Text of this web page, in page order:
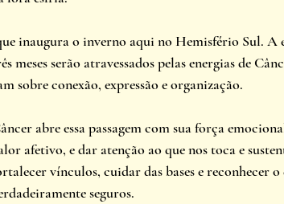
inaugura o inverno aqui no Hemisfério Sul. A
meses serão atravessados pelas energias de
sobre conexão, expressão e organização.
abre essa passagem com sua força
afetivo, e dar atenção ao que nos toca e
vínculos, cuidar das bases e reconhecer
seguros.